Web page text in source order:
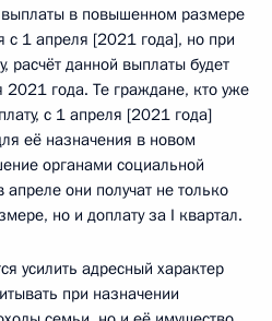
в повышенном размере
с 1 апреля [2021 года], но при
расчёт данной выплаты будет
2021 года. Те граждане, кто уже
с 1 апреля [2021 года]
её назначения в новом
органами социальной
они получат не только
но и доплату за I квартал.
усилить адресный характер
при назначении